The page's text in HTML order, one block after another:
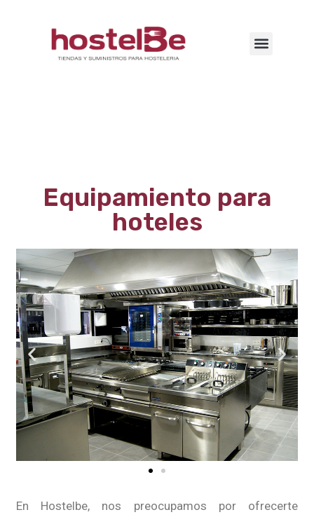
Equipamiento para
hoteles
En Hostelbe, nos preocupamos por ofrecerte